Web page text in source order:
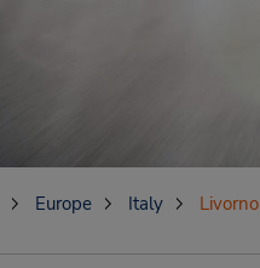
Europe Italy Livorno